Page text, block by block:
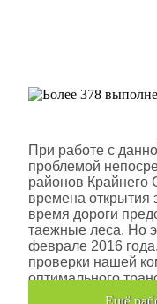
При работе с
проблемой
районов Крайнего
времена открытия
время дороги
таежные леса. Но
феврале 2016
проверки нашей
оптимального
помогли данной
Eщё